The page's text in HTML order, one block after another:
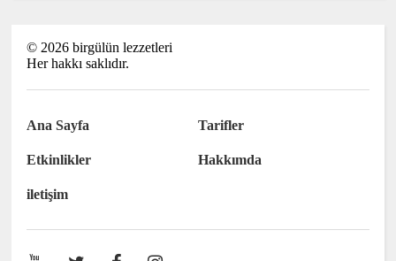
© 2026 birgülün lezzetleri
Her hakkı saklıdır.
Ana Sayfa Tarifler
Etkinlikler Hakkımda
iletişim